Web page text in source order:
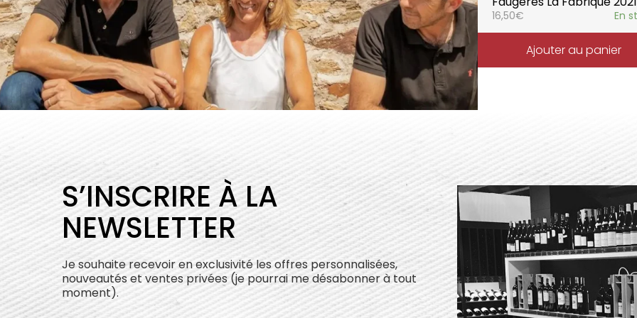
16,50€ En
Ajouter au panier
S’INSCRIRE À LA
NEWSLETTER
Je souhaite recevoir en exclusivité les offres personnalisées,
nouveautés et ventes privées (je pourrai me désabonner à tout
moment).